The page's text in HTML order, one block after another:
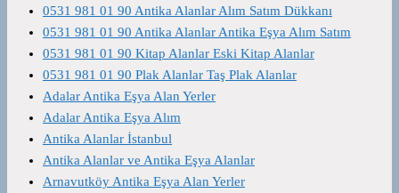
0531 981 01 90 Antika Alanlar Alım Satım Dükkanı
0531 981 01 90 Antika Alanlar Antika Eşya Alım Satım
0531 981 01 90 Kitap Alanlar Eski Kitap Alanlar
0531 981 01 90 Plak Alanlar Taş Plak Alanlar
Adalar Antika Eşya Alan Yerler
Adalar Antika Eşya Alım
Antika Alanlar İstanbul
Antika Alanlar ve Antika Eşya Alanlar
Arnavutköy Antika Eşya Alan Yerler